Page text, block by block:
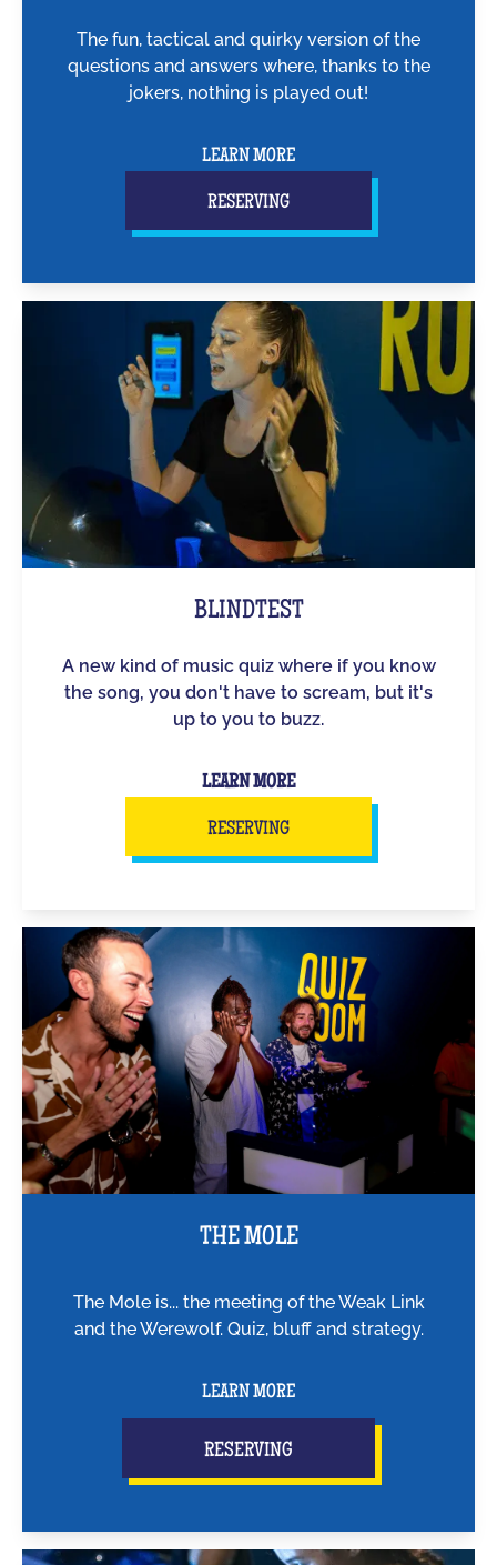
The fun, tactical and quirky version of the
questions and answers where, thanks to the
jokers, nothing is played out!
LEARN MORE
RESERVING
BLINDTEST
A new kind of music quiz where if you know
the song, you don't have to scream, but it's
up to you to buzz.
LEARN MORE
RESERVING
THE MOLE
The Mole is... the meeting of the Weak Link
and the Werewolf. Quiz, bluff and strategy.
LEARN MORE
RESERVING